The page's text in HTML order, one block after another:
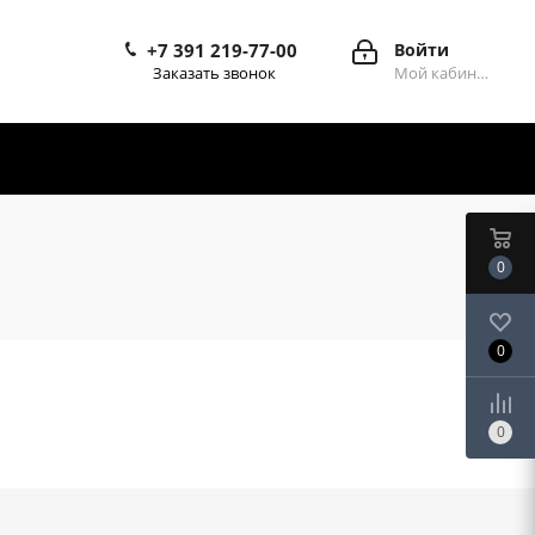
Войти
Мой кабинет
+7 391 219-77-00
Заказать звонок
0
0
0